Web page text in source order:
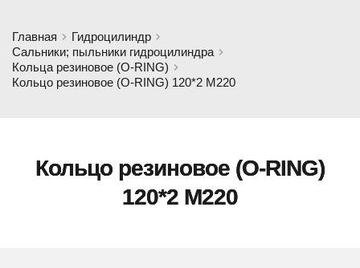
Главная
Гидроцилиндр
Сальники; пыльники гидроцилиндра
Кольца резиновое (O-RING)
Кольцо резиновое (O-RING) 120*2 M220
Кольцо резиновое (O-RING)
120*2 M220